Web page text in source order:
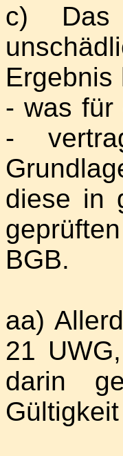
c) Das
Ergebnis
- was für
-
diese in
BGB.
aa)
21
darin